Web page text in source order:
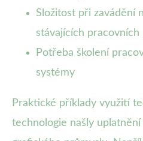
Složitost při zavádění
stávajících pracovních
Potřeba školení
systémy
Praktické příklady využití
technologie našly